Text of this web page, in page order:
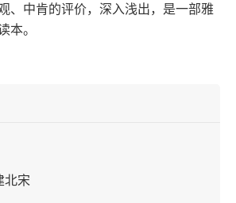
、中肯的评价，深入浅出，是一部雅
本。
北宋